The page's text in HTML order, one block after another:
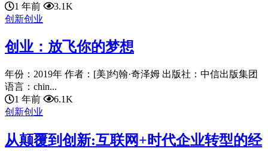
1 年前
3.1K
创新创业
创业：放飞你的梦想
年份：2019年 作者：[美]约翰·奇泽姆 出版社：中信出版集团
语言：chin...
1 年前
6.1K
创新创业
从颠覆到创新:互联网+时代企业转型的经